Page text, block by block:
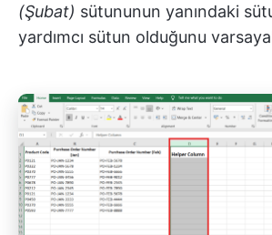
(Şubat) sütununun yanındaki
yardımcı sütun olduğunu